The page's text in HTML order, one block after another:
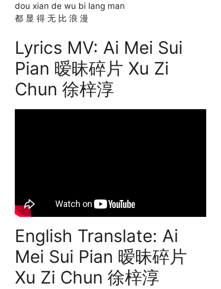
dou xian de wu bi lang man
都 显 得 无 比 浪 漫
Lyrics MV: Ai Mei Sui
Pian 暧昧碎片 Xu Zi
Chun 徐梓淳
English Translate: Ai
Mei Sui Pian 暧昧碎片
Xu Zi Chun 徐梓淳